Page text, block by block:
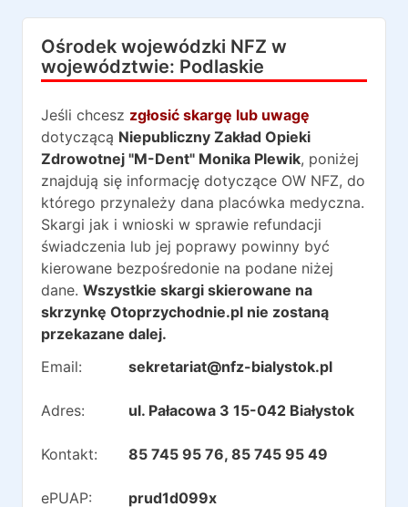
Ośrodek wojewódzki NFZ w
województwie: Podlaskie
Jeśli chcesz zgłosić skargę lub uwagę
dotyczącą Niepubliczny Zakład Opieki
Zdrowotnej "M-Dent" Monika Plewik, poniżej
znajdują się informację dotyczące OW NFZ, do
którego przynależy dana placówka medyczna.
Skargi jak i wnioski w sprawie refundacji
świadczenia lub jej poprawy powinny być
kierowane bezpośredonie na podane niżej
dane. Wszystkie skargi skierowane na
skrzynkę Otoprzychodnie.pl nie zostaną
przekazane dalej.
Email:
sekretariat@nfz-bialystok.pl
Adres: ul. Pałacowa 3 15-042 Białystok
Kontakt: 85 745 95 76, 85 745 95 49
ePUAP: prud1d099x